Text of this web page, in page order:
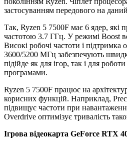
застосуванням передового на
Так, Ryzen 5 7500F має 6 ядер, які
частотою 3.7 ГГц. У режимі Boost
Високі робочі частоти і підтримка
3600/5200 МГц забезпечують
підійде як для ігор, так і для
програмами.
Ryzen 5 7500F працює на
корисних функцій. Наприклад,
підвищує частоти при
Overdrive оптимізує тривалість
Ігрова відеокарта GeForce RTX